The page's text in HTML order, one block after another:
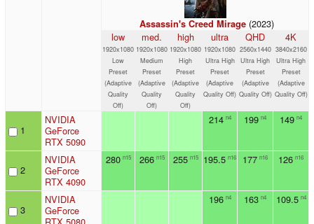
Assassin's Creed Mirage(2023)
low
1920x1080
Low
Preset
(Adaptive
Quality
Off)
med.
1920x1080
Medium
Preset
(Adaptive
Quality
Off)
high
1920x1080
High
Preset
(Adaptive
Quality
Off)
ultra
1920x1080
Ultra High
Preset
(Adaptive
Quality Off)
QHD
2560x1440
Ultra High
Preset
(Adaptive
Quality Off)
4K
3840x2160
Ultra High
Preset
(Adaptive
Quality Off)
1
NVIDIA
GeForce
RTX 5090
214 n4 199 n4 149 n4
2
NVIDIA
GeForce
RTX 4090
280 n15 266 n15 255 n15 195.5 n16 177 n16 126 n16
3
NVIDIA
GeForce
RTX 5080
196 n4 163 n4 109.5 n4